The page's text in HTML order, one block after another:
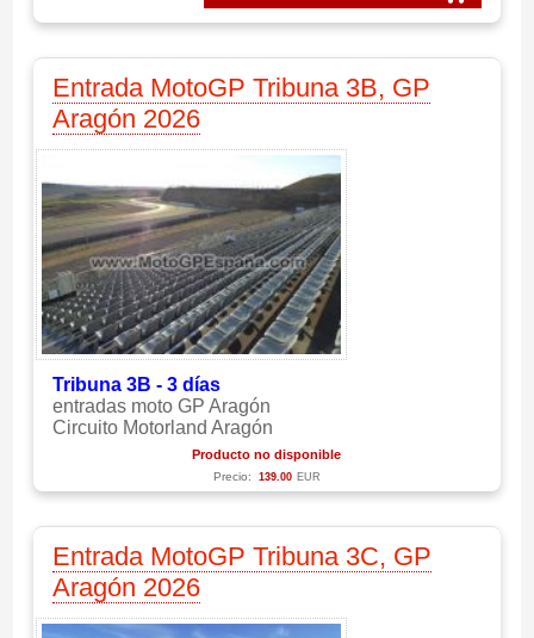
Entrada MotoGP Tribuna 3B, GP
Aragón 2026
Tribuna 3B - 3 días
entradas moto GP Aragón
Circuito Motorland Aragón
Producto no disponible
Precio: 139.00 EUR
Entrada MotoGP Tribuna 3C, GP
Aragón 2026